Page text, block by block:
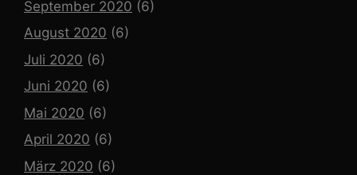
September 2020 (6)
August 2020 (6)
Juli 2020 (6)
Juni 2020 (6)
Mai 2020 (6)
April 2020 (6)
März 2020 (6)